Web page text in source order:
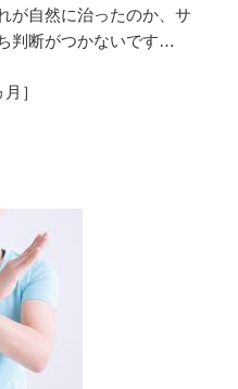
が自然に治ったのか、サ
判断がつかないです…
］